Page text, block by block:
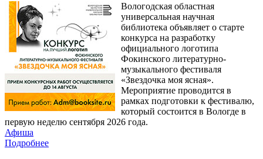
Вологодская областная
универсальная научная
библиотека объявляет о старте
конкурса на разработку
официального логотипа
Фокинского литературно-
музыкального фестиваля
«Звездочка моя ясная».
Мероприятие проводится в
рамках подготовки к фестивалю,
который состоится в Вологде в
первую неделю сентября 2026 года.
Афиша
Подробнее